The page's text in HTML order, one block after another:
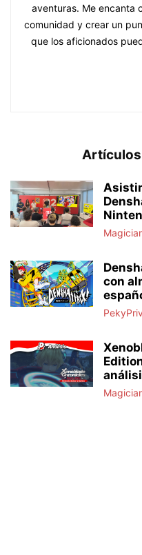
aventuras. Me encanta
comunidad y crear un
que los aficionados
con